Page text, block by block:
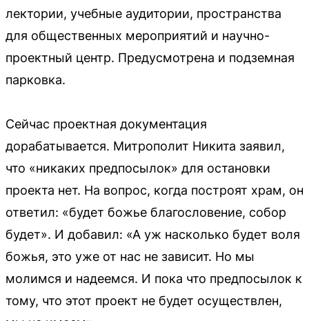
лектории, учебные аудитории, пространства
для общественных мероприятий и научно-
проектный центр. Предусмотрена и подземная
парковка.
Сейчас проектная документация
дорабатывается. Митрополит Никита заявил,
что «никаких предпосылок» для остановки
проекта нет. На вопрос, когда построят храм, он
ответил: «будет божье благословение, собор
будет». И добавил: «А уж насколько будет воля
божья, это уже от нас не зависит. Но мы
молимся и надеемся. И пока что предпосылок к
тому, что этот проект не будет осуществлен,